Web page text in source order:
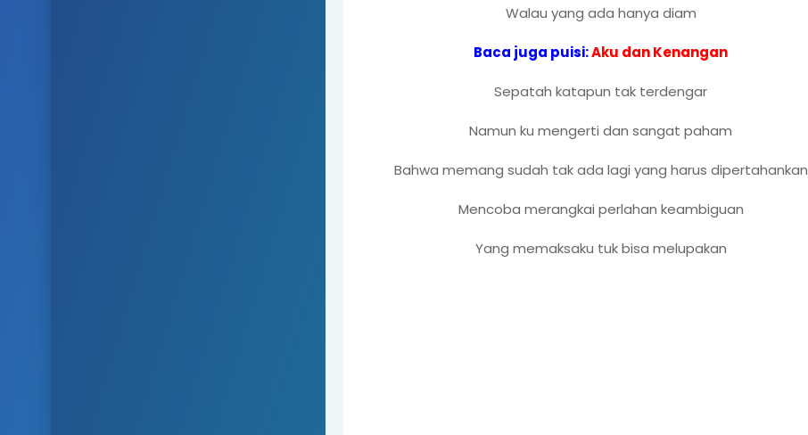
Walau yang ada hanya diam
Baca juga puisi:Aku dan Kenangan
Sepatah katapun tak terdengar
Namun ku mengerti dan sangat paham
Bahwa memang sudah tak ada lagi yang harus dipertahankan
Mencoba merangkai perlahan keambiguan
Yang memaksaku tuk bisa melupakan